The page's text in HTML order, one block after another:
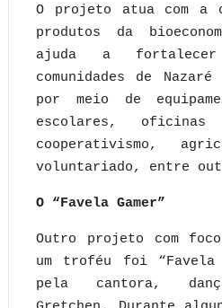
O projeto atua com a
produtos da
ajuda a
comunidades de
por meio de
escolares, oficinas
cooperativismo,
voluntariado, entre
O “Favela Gamer”
Outro projeto com
um troféu foi “Favela
pela cantora,